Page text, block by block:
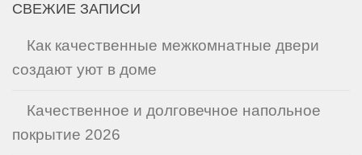
СВЕЖИЕ ЗАПИСИ
Как качественные межкомнатные двери
создают уют в доме
Качественное и долговечное напольное
покрытие 2026